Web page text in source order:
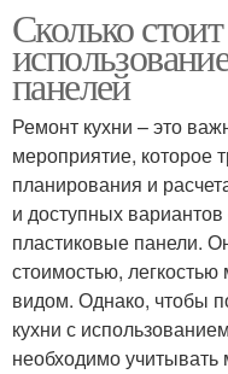
Сколько
панелей
Ремонт кухни – это
мероприятие, которое
планирования и
и доступных
пластиковые панели.
стоимостью,
видом. Однако, чтобы
кухни с
необходимо